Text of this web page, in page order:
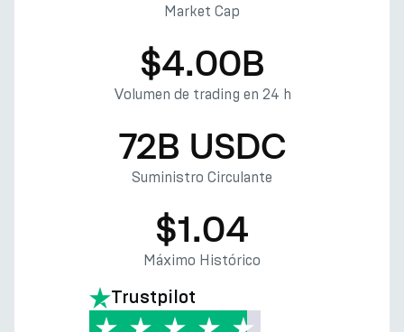
Market Cap
$4.00B
Volumen de trading en 24 h
72B USDC
Suministro Circulante
$1.04
Máximo Histórico
Trustpilot